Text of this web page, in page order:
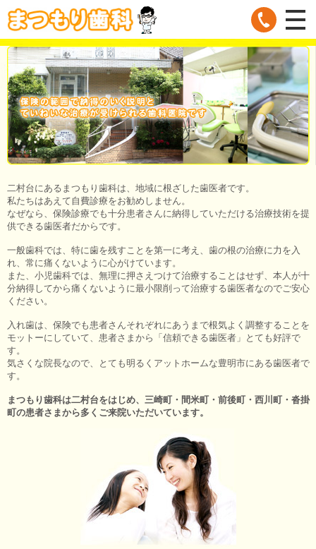
二村台にあるまつもり歯科は、地域に根ざした歯医者です。
私たちはあえて自費診療をお勧めしません。
なぜなら、保険診療でも十分患者さんに納得していただける治療技術を提
供できる歯医者だからです。
一般歯科では、特に歯を残すことを第一に考え、歯の根の治療に力を入
れ、常に痛くないように心がけています。
また、小児歯科では、無理に押さえつけて治療することはせず、本人が十
分納得してから痛くないように最小限削って治療する歯医者なのでご安心
ください。
入れ歯は、保険でも患者さんそれぞれにあうまで根気よく調整することを
モットーにしていて、患者さまから「信頼できる歯医者」とても好評で
す。
気さくな院長なので、とても明るくアットホームな豊明市にある歯医者で
す。
まつもり歯科は二村台をはじめ、三崎町・間米町・前後町・西川町・沓掛
町の患者さまから多くご来院いただいています。